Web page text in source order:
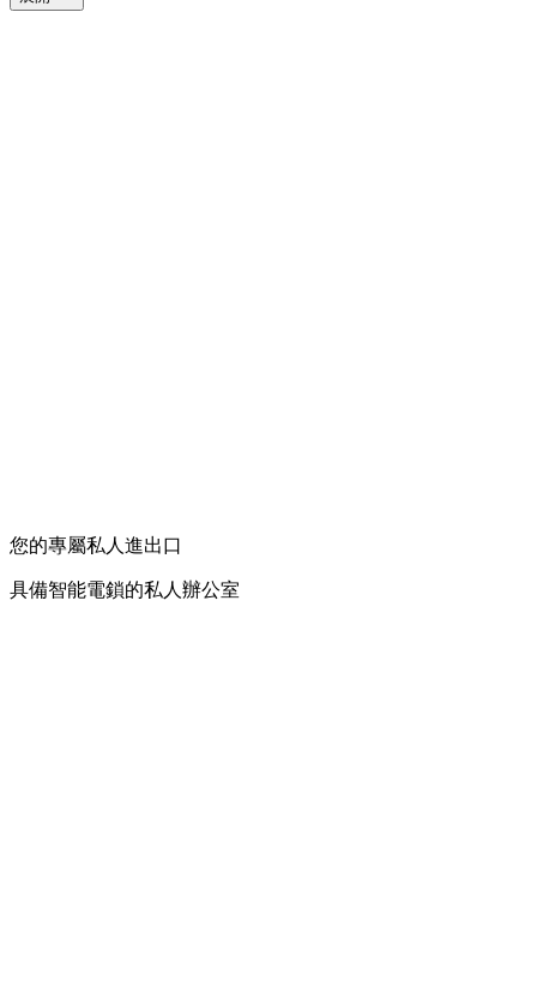
您的專屬私人進出口
具備智能電鎖的私人辦公室